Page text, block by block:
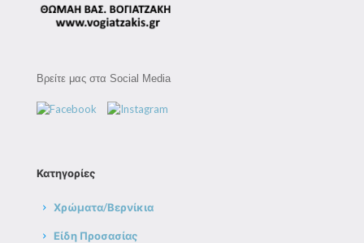
Βρείτε μας στα Social Media
Κατηγορίες
Χρώματα/Βερνίκια
Είδη Προσασίας